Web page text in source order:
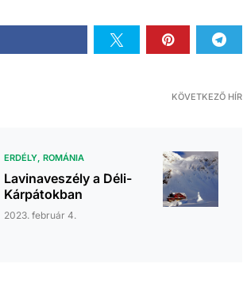
KÖVETKEZŐ HÍR
ERDÉLY ROMÁNIA
Lavinaveszély a Déli-
Kárpátokban
2023. február 4.